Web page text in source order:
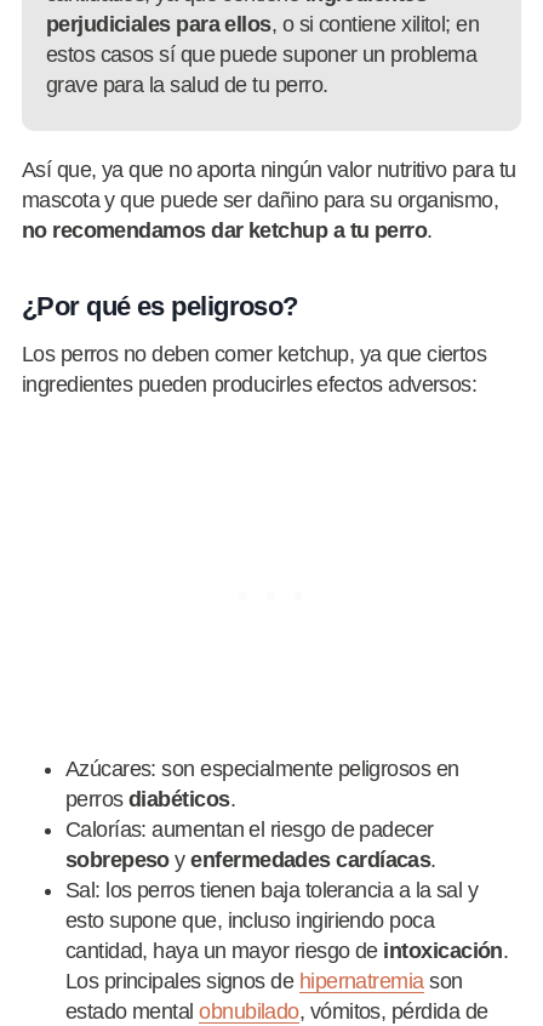
perjudiciales para ellos, o si contiene xilitol; en
estos casos sí que puede suponer un problema
grave para la salud de tu perro.
Así que, ya que no aporta ningún valor nutritivo para tu
mascota y que puede ser dañino para su organismo,
no recomendamos dar ketchup a tu perro.
¿Por qué es peligroso?
Los perros no deben comer ketchup, ya que ciertos
ingredientes pueden producirles efectos adversos:
Azúcares: son especialmente peligrosos en
perros diabéticos.
Calorías: aumentan el riesgo de padecer
sobrepesoyenfermedades cardíacas.
Sal: los perros tienen baja tolerancia a la sal y
esto supone que, incluso ingiriendo poca
cantidad, haya un mayor riesgo de intoxicación.
Los principales signos de hipernatremiason
estado mentalobnubilado, vómitos, pérdida de